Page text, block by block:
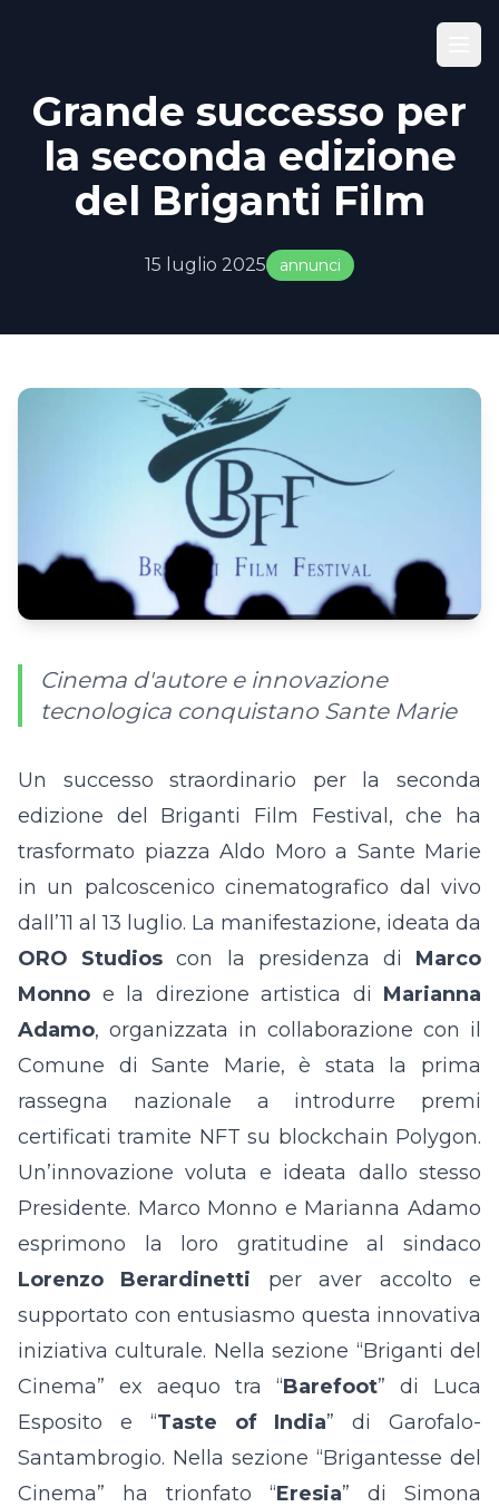
Grande successo per
la seconda edizione
del Briganti Film
15 luglio 2025 annunci
Cinema d'autore e innovazione
tecnologica conquistano Sante Marie
Un successo straordinario per la seconda
edizione del Briganti Film Festival, che ha
trasformato piazza Aldo Moro a Sante Marie
in un palcoscenico cinematografico dal vivo
dall’11 al 13 luglio. La manifestazione, ideata da
ORO Studios con la presidenza di Marco
Monno e la direzione artistica di Marianna
Adamo, organizzata in collaborazione con il
Comune di Sante Marie, è stata la prima
rassegna nazionale a introdurre premi
certificati tramite NFT su blockchain Polygon.
Un’innovazione voluta e ideata dallo stesso
Presidente. Marco Monno e Marianna Adamo
esprimono la loro gratitudine al sindaco
Lorenzo Berardinetti per aver accolto e
supportato con entusiasmo questa innovativa
iniziativa culturale. Nella sezione “Briganti del
Cinema” ex aequo tra “Barefoot” di Luca
Esposito e “Taste of India” di Garofalo-
Santambrogio. Nella sezione “Brigantesse del
Cinema” ha trionfato “Eresia” di Simona